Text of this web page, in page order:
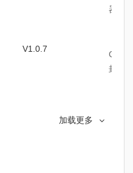
器、
V1.0.7
封装
加载更多